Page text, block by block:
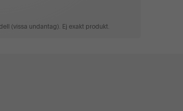
(vissa undantag). Ej exakt produkt.